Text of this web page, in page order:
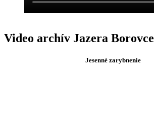
Video archív Jazera Borovce
Jesenné zarybnenie